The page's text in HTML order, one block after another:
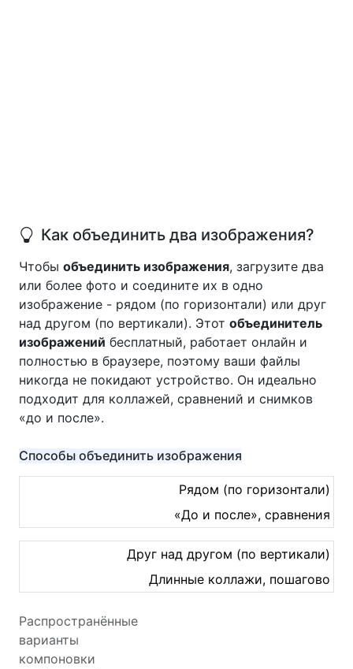
Как объединить два изображения?
Чтобы объединить изображения, загрузите два
или более фото и соедините их в одно
изображение - рядом (по горизонтали) или друг
над другом (по вертикали). Этот объединитель
изображений бесплатный, работает онлайн и
полностью в браузере, поэтому ваши файлы
никогда не покидают устройство. Он идеально
подходит для коллажей, сравнений и снимков
«до и после».
Способы объединить изображения
Рядом (по горизонтали)
«До и после», сравнения
Друг над другом (по вертикали)
Длинные коллажи, пошагово
Распространённые
варианты
компоновки